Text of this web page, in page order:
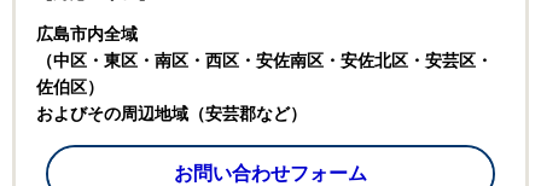
広島市内全域
（中区・東区・南区・西区・安佐南区・安佐北区・安芸区・
佐伯区）
およびその周辺地域（安芸郡など）
お問い合わせフォーム